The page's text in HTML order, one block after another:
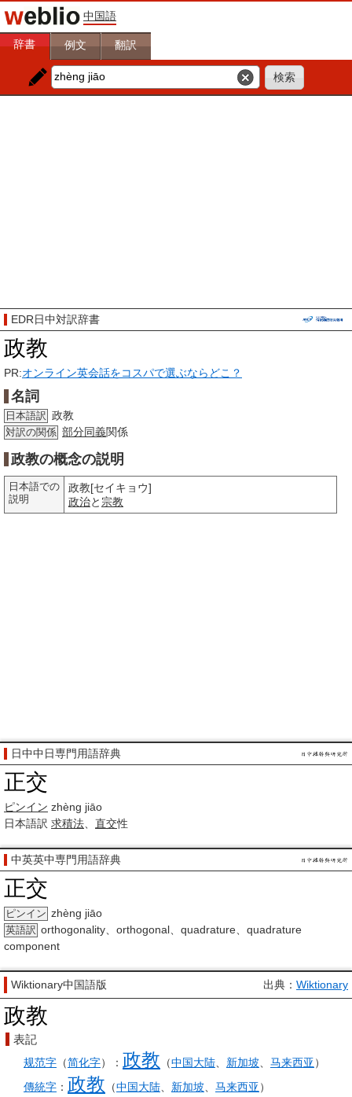
中国語
辞書 例文 翻訳
EDR日中対訳辞書
政教
PR:オンライン英会話をコスパで選ぶならどこ？
名詞
日本語訳 政教
対訳の関係 部分同義関係
政教の概念の説明
日本語での
説明
政教[セイキョウ]
政治と 宗教
日中中日専門用語辞典
正交
ピンイン zhèng jiāo
日本語訳 求積法 直交性
中英英中専門用語辞典
正交
ピンイン zhèng jiāo
英語訳 orthogonality、orthogonal、quadrature、quadrature
component
Wiktionary中国語版 出典： Wiktionary
政教
表記
规范字 （简化字）： 政教 （中国大陆 新加坡 马来西亚）
傳統字 ： 政教 （中国大陆 新加坡 马来西亚）